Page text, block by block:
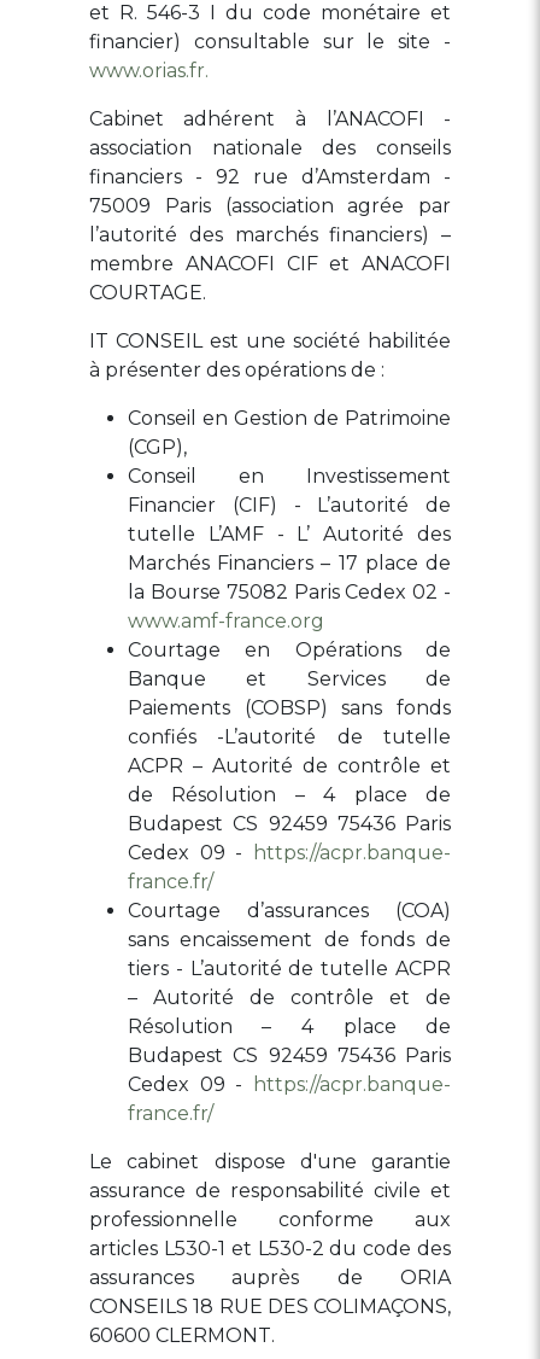
et R. 546-3 I du code monétaire et
financier) consultable sur le site -
www.orias.fr.
Cabinet adhérent à l’ANACOFI -
association nationale des conseils
financiers - 92 rue d’Amsterdam -
75009 Paris (association agrée par
l’autorité des marchés financiers) –
membre ANACOFI CIF et ANACOFI
COURTAGE.
IT CONSEIL est une société habilitée
à présenter des opérations de :
Conseil en Gestion de Patrimoine
(CGP),
Conseil en Investissement
Financier (CIF) - L’autorité de
tutelle L’AMF - L’ Autorité des
Marchés Financiers – 17 place de
la Bourse 75082 Paris Cedex 02 -
www.amf-france.org
Courtage en Opérations de
Banque et Services de
Paiements (COBSP) sans fonds
confiés -L’autorité de tutelle
ACPR – Autorité de contrôle et
de Résolution – 4 place de
Budapest CS 92459 75436 Paris
Cedex 09 -
https://acpr.banque-
france.fr/
Courtage d’assurances (COA)
sans encaissement de fonds de
tiers - L’autorité de tutelle ACPR
– Autorité de contrôle et de
Résolution – 4 place de
Budapest CS 92459 75436 Paris
Cedex 09 -
https://acpr.banque-
france.fr/
Le cabinet dispose d'une garantie
assurance de responsabilité civile et
professionnelle conforme aux
articles L530-1 et L530-2 du code des
assurances auprès de ORIA
CONSEILS 18 RUE DES COLIMAÇONS,
60600 CLERMONT.